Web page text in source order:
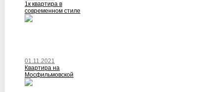
1к квартира в
современном стиле
01.11.2021
Квартира на
Мосфильмовской